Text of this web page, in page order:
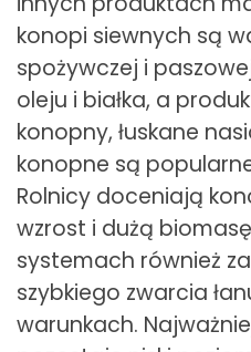
konopi siewnych są
spożywczej i
oleju i białka, a
konopny, łuskane
konopne są
Rolnicy doceniają
wzrost i dużą
systemach również
szybkiego zwarcia
warunkach.